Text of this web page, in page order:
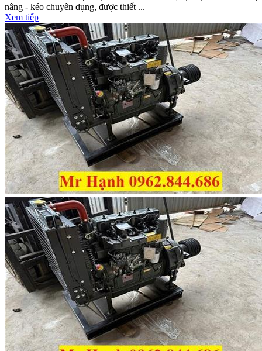
nâng - kéo chuyên dụng, được thiết ...
Xem tiếp